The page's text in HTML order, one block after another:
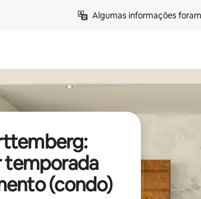
Algumas informações
temporada
(condo)